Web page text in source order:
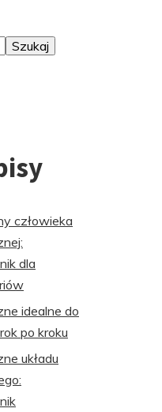
Szukaj
człowieka
dla
idealne do
po kroku
układu